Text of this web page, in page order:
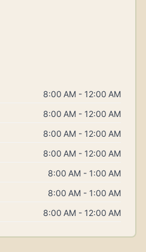
8:00 AM - 12:00 AM
8:00 AM - 12:00 AM
8:00 AM - 12:00 AM
8:00 AM - 12:00 AM
8:00 AM - 1:00 AM
8:00 AM - 1:00 AM
8:00 AM - 12:00 AM